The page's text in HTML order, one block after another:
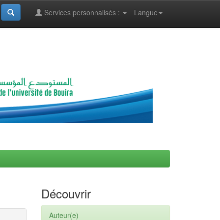
Langue
Services personnalisés :
Découvrir
Auteur(e)